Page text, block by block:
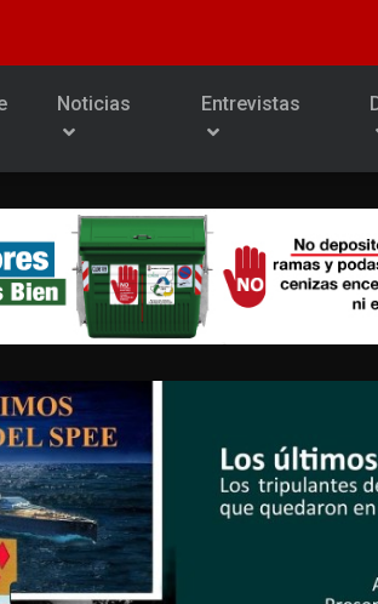
Noticias Entrevistas